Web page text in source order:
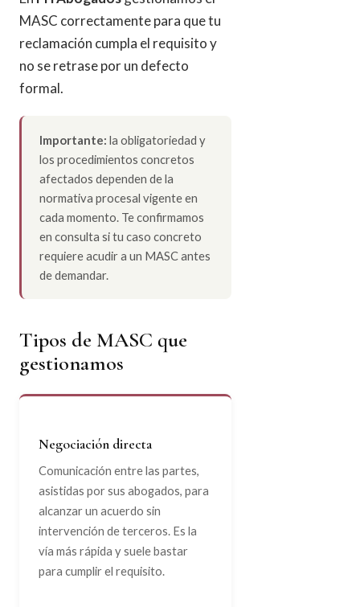
MASC correctamente para que tu
reclamación cumpla el requisito y
no se retrase por un defecto
formal.
Importante: la obligatoriedad y
los procedimientos concretos
afectados dependen de la
normativa procesal vigente en
cada momento. Te confirmamos
en consulta si tu caso concreto
requiere acudir a un MASC antes
de demandar.
Tipos de MASC que
gestionamos
Negociación directa
Comunicación entre las partes,
asistidas por sus abogados, para
alcanzar un acuerdo sin
intervención de terceros. Es la
vía más rápida y suele bastar
para cumplir el requisito.